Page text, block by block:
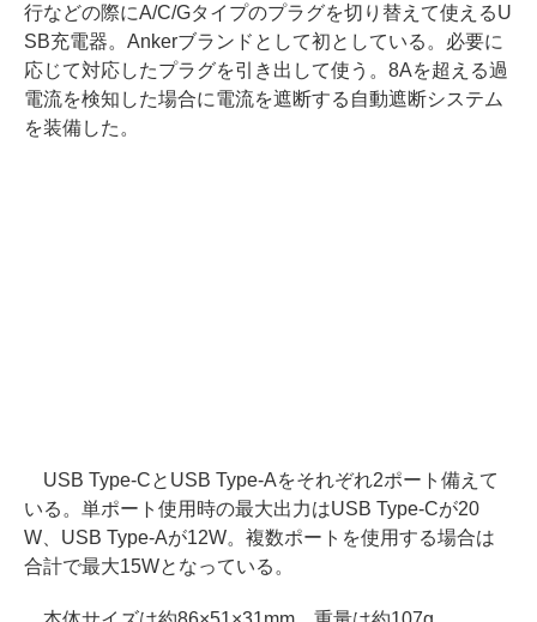
行などの際にA/C/Gタイプのプラグを切り替えて使えるU
SB充電器。Ankerブランドとして初としている。必要に
応じて対応したプラグを引き出して使う。8Aを超える過
電流を検知した場合に電流を遮断する自動遮断システム
を装備した。
USB Type-CとUSB Type-Aをそれぞれ2ポート備えて
いる。単ポート使用時の最大出力はUSB Type-Cが20
W、USB Type-Aが12W。複数ポートを使用する場合は
合計で最大15Wとなっている。